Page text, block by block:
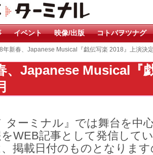
イベント 映像/出版 コトバヲツナグ
年新春、Japanese Musical『戯伝写楽 2018』上演決
、Japanese Musical『
ターミナル』では舞台を中
をWEB記事として発信して
掲載日付のものとなりま